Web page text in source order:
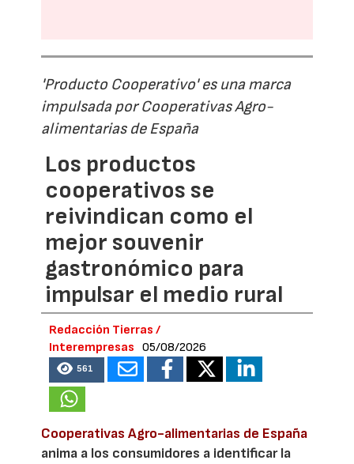
'Producto Cooperativo' es una marca
impulsada por Cooperativas Agro-
alimentarias de España
Los productos
cooperativos se
reivindican como el
mejor souvenir
gastronómico para
impulsar el medio rural
Redacción Tierras /
Interempresas
05/08/2026
561
Cooperativas Agro-alimentarias de España
anima a los consumidores a identificar la